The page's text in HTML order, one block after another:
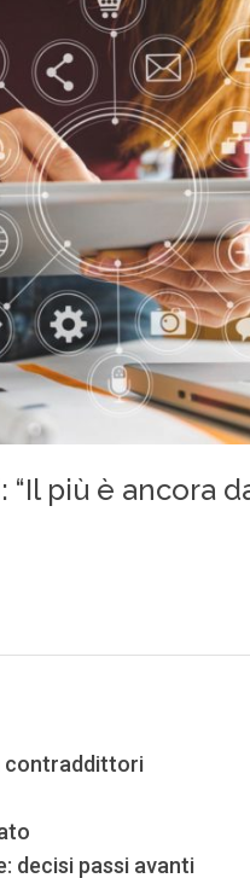
contraddittori
decisi passi avanti